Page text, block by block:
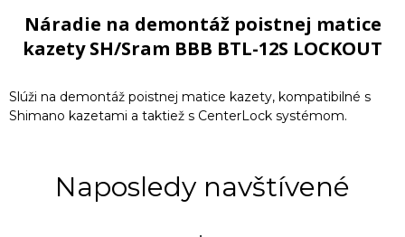
Náradie na demontáž poistnej matice
kazety SH/Sram BBB BTL-12S LOCKOUT
Slúži na demontáž poistnej matice kazety, kompatibilné s
Shimano kazetami a taktiež s CenterLock systémom.
Naposledy navštívené